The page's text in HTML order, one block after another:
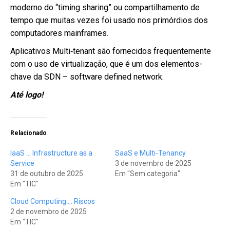
moderno do “timing sharing” ou compartilhamento de
tempo que muitas vezes foi usado nos primórdios dos
computadores mainframes.
Aplicativos Multi‐tenant são fornecidos frequentemente
com o uso de virtualização, que é um dos elementos-
chave da SDN – software defined network.
Até logo!
Relacionado
IaaS … Infrastructure as a
Service
31 de outubro de 2025
Em "TIC"
SaaS e Multi-Tenancy
3 de novembro de 2025
Em "Sem categoria"
Cloud Computing … Riscos
2 de novembro de 2025
Em "TIC"